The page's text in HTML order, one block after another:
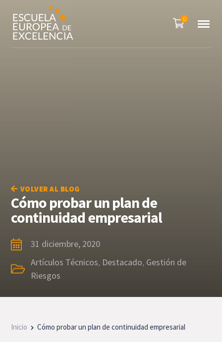
0
VOLVER AL BLOG
Cómo probar un plan de
continuidad empresarial
31 diciembre, 2020
Artículos Técnicos, Destacado, Gestión de
Riesgos
Inicio Cómo probar un plan de continuidad empresarial